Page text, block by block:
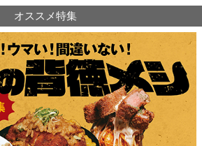
オススメ特集